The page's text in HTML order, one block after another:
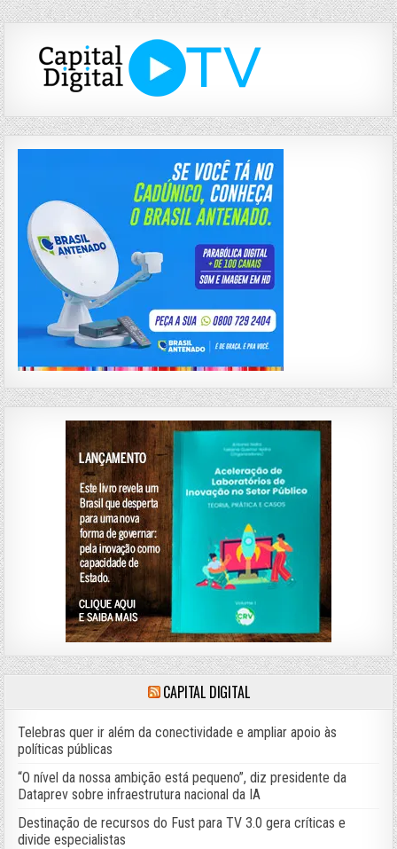
CAPITAL DIGITAL
Telebras quer ir além da conectividade e ampliar apoio às
políticas públicas
“O nível da nossa ambição está pequeno”, diz presidente da
Dataprev sobre infraestrutura nacional da IA
Destinação de recursos do Fust para TV 3.0 gera críticas e
divide especialistas